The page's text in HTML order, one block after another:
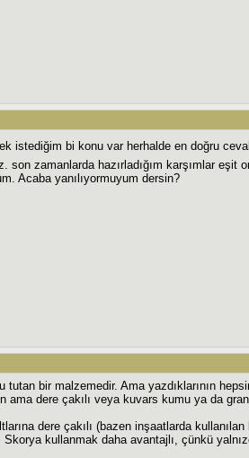
istediğim bi konu var herhalde en doğru
son zamanlarda hazırladığım karşımlar
Acaba yanılıyormuyum dersin?
tutan bir malzemedir. Ama yazdıklarının
ama dere çakılı veya kuvars kumu ya da
dere çakılı (bazen inşaatlarda
Skorya kullanmak daha avantajlı, çünkü